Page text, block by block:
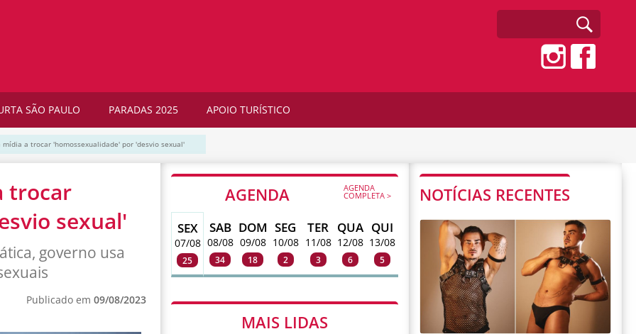
SÃO PAULO PARADAS 2025 APOIO TURÍSTICO
mídia a trocar 'homossexualidade' por 'desvio sexual'
trocar
sexual'
governo usa
Publicado em 09/08/2023
AGENDA AGENDA
COMPLETA >
SEX
07/08
25
SAB
08/08
34
DOM
09/08
18
SEG
10/08
2
TER
11/08
3
QUA
12/08
6
QUI
13/08
5
MAIS LIDAS
NOTÍCIAS RECENTES